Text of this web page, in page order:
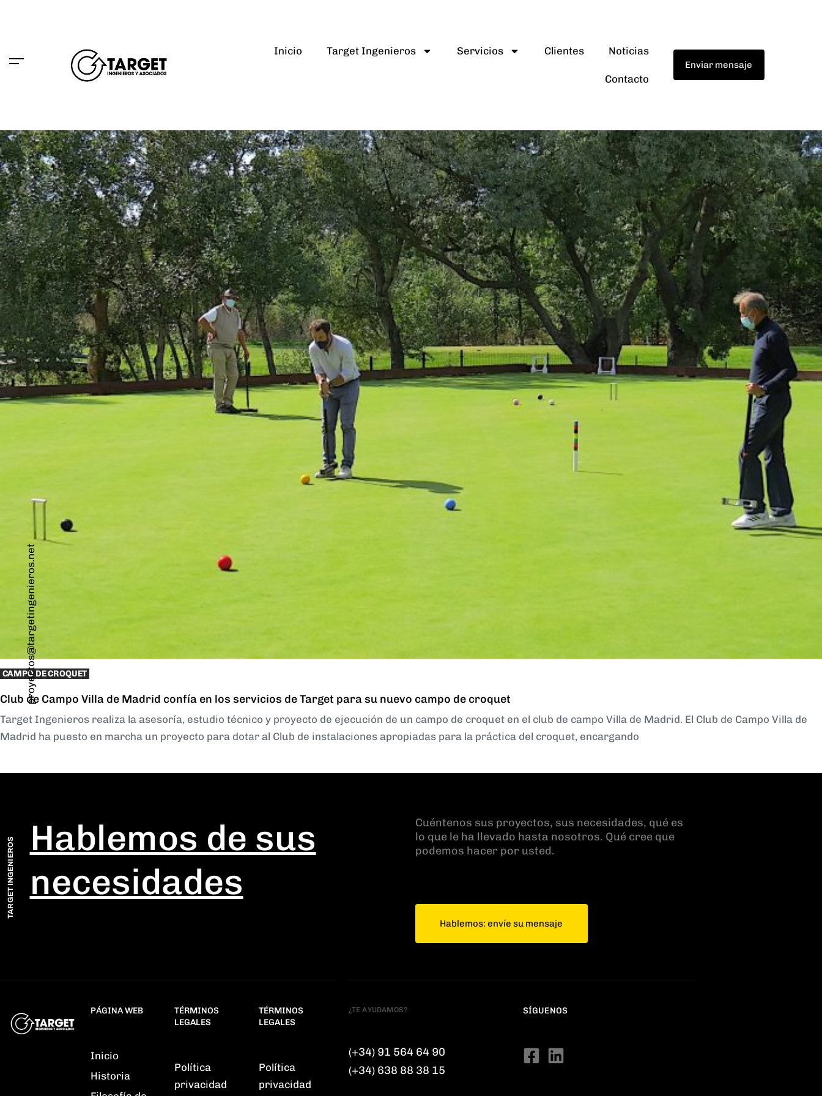
Inicio Target Ingenieros Servicios Clientes Noticias
Contacto
Enviar mensaje
proyectos@targetingenieros.net
CAMPO DE CROQUET
Club de Campo Villa de Madrid confía en los servicios de Target para su nuevo campo de croquet
Target Ingenieros realiza la asesoría, estudio técnico y proyecto de ejecución de un campo de croquet en el club de campo Villa de Madrid. El Club de Campo Villa de
Madrid ha puesto en marcha un proyecto para dotar al Club de instalaciones apropiadas para la práctica del croquet, encargando
TARGET INGENIEROS Hablemos de sus
necesidades
Cuéntenos sus proyectos, sus necesidades, qué es
lo que le ha llevado hasta nosotros. Qué cree que
podemos hacer por usted.
Hablemos: envíe su mensaje
PÁGINA WEB
Inicio
Historia
TÉRMINOS
LEGALES
Política
privacidad
TÉRMINOS
LEGALES
Política
privacidad
¿TE AYUDAMOS?
(+34) 91 564 64 90
(+34) 638 88 38 15
SÍGUENOS